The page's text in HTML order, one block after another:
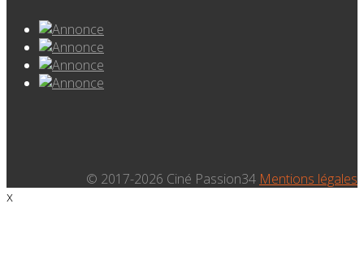
© 2017-2026 Ciné Passion34 Mentions légales
x